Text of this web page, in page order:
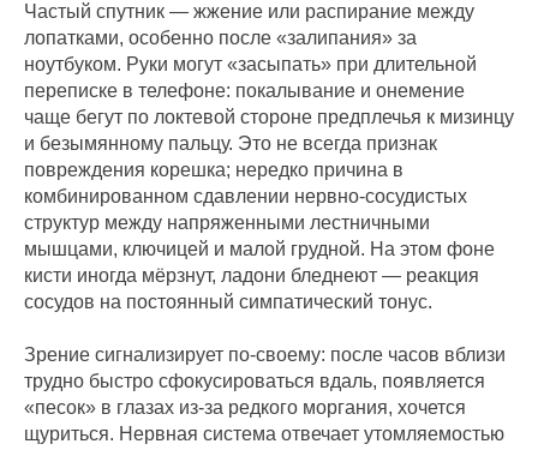
Частый спутник — жжение или распирание между
лопатками, особенно после «залипания» за
ноутбуком. Руки могут «засыпать» при длительной
переписке в телефоне: покалывание и онемение
чаще бегут по локтевой стороне предплечья к мизинцу
и безымянному пальцу. Это не всегда признак
повреждения корешка; нередко причина в
комбинированном сдавлении нервно‑сосудистых
структур между напряженными лестничными
мышцами, ключицей и малой грудной. На этом фоне
кисти иногда мёрзнут, ладони бледнеют — реакция
сосудов на постоянный симпатический тонус.
Зрение сигнализирует по‑своему: после часов вблизи
трудно быстро сфокусироваться вдаль, появляется
«песок» в глазах из‑за редкого моргания, хочется
щуриться. Нервная система отвечает утомляемостью